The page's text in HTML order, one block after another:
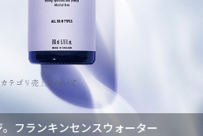
ピーターラビット(TM)とコラボレーショ